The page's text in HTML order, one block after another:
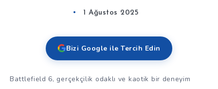
1 Ağustos 2025
Bizi Google ile Tercih Edin
Battlefield 6, gerçekçilik odaklı ve kaotik bir deneyim